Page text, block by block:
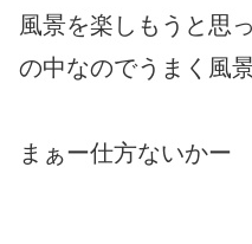
風景を楽しもうと思
の中なのでうまく風
まぁー仕方ないかー